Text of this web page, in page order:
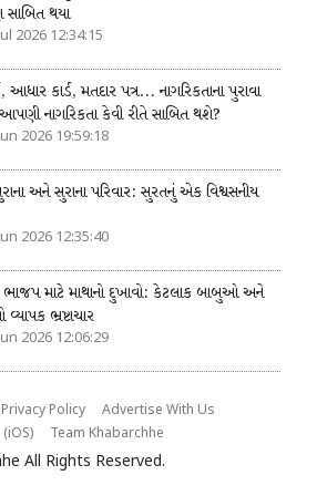
થયા
2026 12:34:15
આધાર કાર્ડ, મતદાર પત્ર... નાગરિકતાના પુરાવા
નાગરિકતા કેવી રીતે સાબિત થશે?
2026 19:59:18
અને સુરાના પરિવાર: સુરતનું એક વિશ્વસનીય
2026 12:35:40
માટે માથાનો દુખાવો: કેટલાક બાબુઓ અને
ભ્રષ્ટાચાર
2026 12:06:29
Privacy Policy
Advertise With Us
Team Khabarchhe
All Rights Reserved.